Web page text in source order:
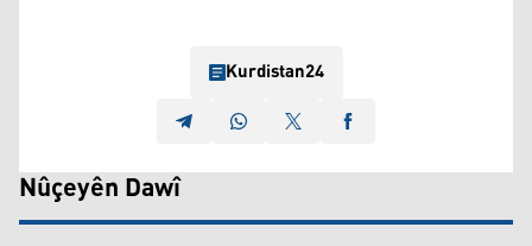
Kurdistan24
Nûçeyên Dawî